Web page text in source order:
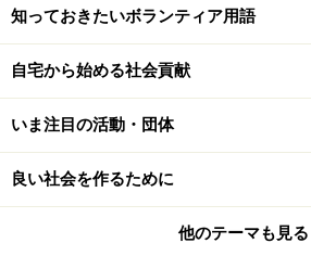
支援国の状況がなかなか改善され
きながら
も勇気付けられた。私たちのして
ひとしずくかもしれないけど、ひ
らないし、きっといつか変わると信
と話していたのが印象的でした。
知っておきたいボランティア用語
自宅から始める社会貢献
いま注目の活動・団体
良い社会を作るために
他のテーマも見る